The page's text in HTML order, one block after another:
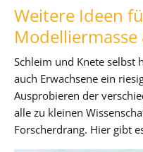
Weitere Ideen
Modelliermasse
Schleim und Knete selbst
auch Erwachsene ein
Ausprobieren der
alle zu kleinen
Forscherdrang. Hier gibt